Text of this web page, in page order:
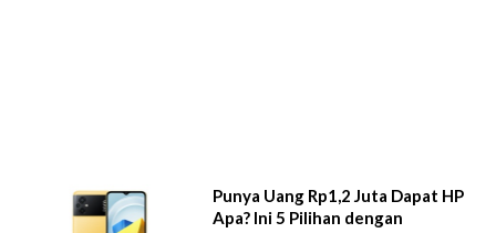
Punya Uang Rp1,2 Juta Dapat HP
Apa? Ini 5 Pilihan dengan